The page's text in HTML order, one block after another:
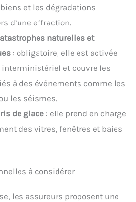
et les dégradations
d’une effraction.
naturelles et
: obligatoire, elle est activée
interministériel et couvre les
à des événements comme les
les séismes.
de glace : elle prend en charge
des vitres, fenêtres et baies
à considérer
les assureurs proposent une